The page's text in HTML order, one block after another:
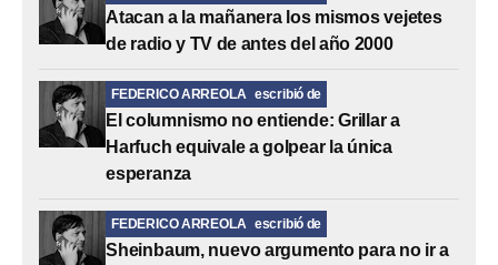
Atacan a la mañanera los mismos vejetes
de radio y TV de antes del año 2000
FEDERICO ARREOLA escribió de
El columnismo no entiende: Grillar a
Harfuch equivale a golpear la única
esperanza
FEDERICO ARREOLA escribió de
Sheinbaum, nuevo argumento para no ir a